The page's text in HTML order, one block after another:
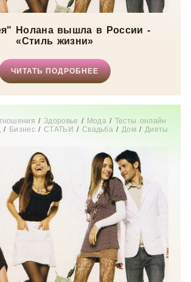
Нолана вышла в России -
«Стиль жизни»
ЧИТАТЬ ПОДРОБНЕЕ
/Здоровье / Мода/ Тесты онлайн
/ Бизнес / СТАТЬИ / Свадьба /Дом /Диеты